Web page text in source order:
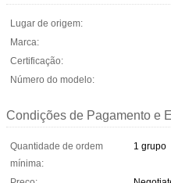
Lugar de origem:
Marca:
Certificação:
Número do modelo:
Condições de Pagamento e
Quantidade de ordem
mínima:
1 grupo